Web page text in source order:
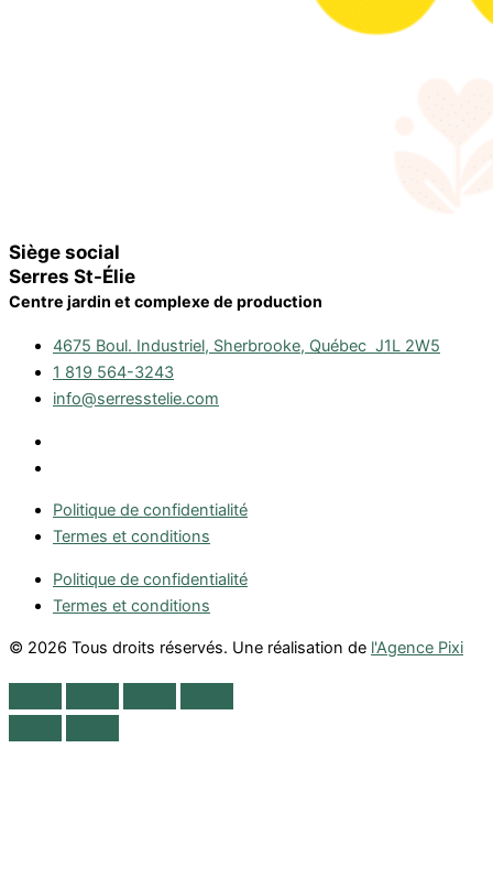
Siège social
Serres St-Élie
Centre jardin et complexe de production
4675 Boul. Industriel, Sherbrooke, Québec J1L 2W5
1 819 564-3243
info@serresstelie.com
Politique de confidentialité
Termes et conditions
Politique de confidentialité
Termes et conditions
© 2026 Tous droits réservés. Une réalisation de l'Agence Pixi